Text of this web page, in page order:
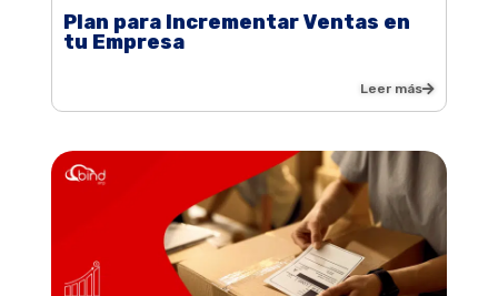
Plan para Incrementar Ventas en
tu Empresa
Leer más